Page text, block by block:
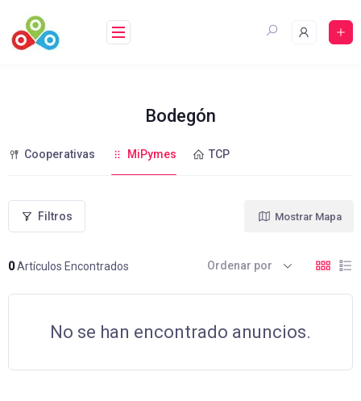
contenido
Bodegón
Cooperativas MiPymes TCP
Filtros
0Artículos Encontrados
Mostrar Mapa
Ordenar por
No se han encontrado anuncios.